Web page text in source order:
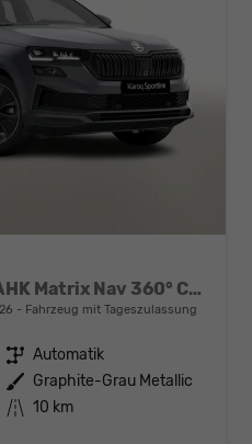
Sportline DSG Sportl AHK Matrix Nav 360° Canton ACC
Fahrzeug mit Tageszulassung
Getriebe Automatik
Außenfarbe Graphite-Grau Metallic
Kilometerstand 10 km